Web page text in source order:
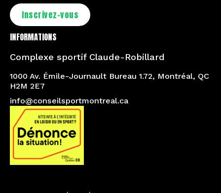
Inscrivez-vous
INFORMATIONS
Complexe sportif Claude-Robillard
1000 Av. Émile-Journault Bureau 1.72, Montréal, QC
H2M 2E7
info@conseilsportmontreal.ca